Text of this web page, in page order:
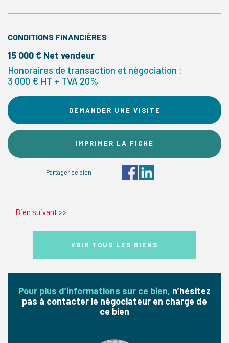
CONDITIONS FINANCIÈRES
15 000 € Net vendeur
Honoraires de transaction et négociation :
3 000 € HT + TVA 20%
DEMANDER UNE VISITE
IMPRIMER LA FICHE
Partager ce bien
Bien suivant >>
VOIR TOUS LES BIENS
Pour plus d’informations sur ce bien, n’hésitez
pas à contacter le négociateur en charge de
ce bien